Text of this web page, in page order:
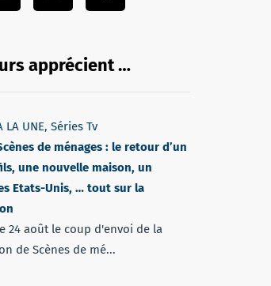
apprécient …
LA UNE, Séries Tv
de ménages : le retour d’un
une nouvelle maison, un
Etats-Unis, … tout sur la
24 août le coup d'envoi de la
de Scènes de mé...